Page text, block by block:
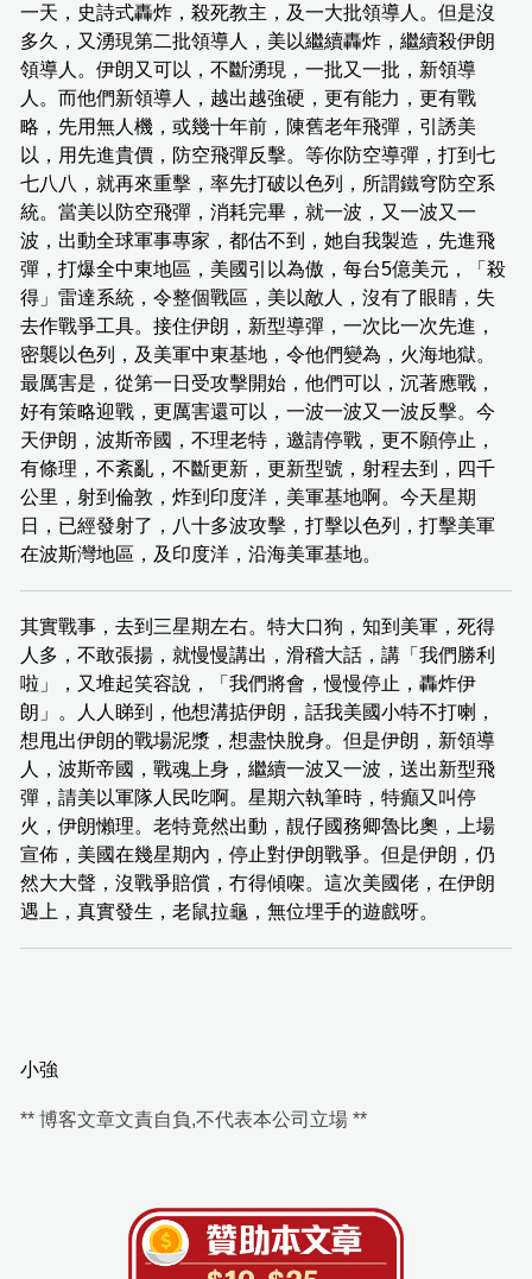
一天，史詩式轟炸，殺死教主，及一大批領導人。但是沒
多久，又湧現第二批領導人，美以繼續轟炸，繼續殺伊朗
領導人。伊朗又可以，不斷湧現，一批又一批，新領導
人。而他們新領導人，越出越強硬，更有能力，更有戰
略，先用無人機，或幾十年前，陳舊老年飛彈，引誘美
以，用先進貴價，防空飛彈反擊。等你防空導彈，打到七
七八八，就再來重擊，率先打破以色列，所謂鐵穹防空系
統。當美以防空飛彈，消耗完畢，就一波，又一波又一
波，出動全球軍事專家，都估不到，她自我製造，先進飛
彈，打爆全中東地區，美國引以為傲，每台5億美元，「殺
得」雷達系統，令整個戰區，美以敵人，沒有了眼睛，失
去作戰爭工具。接住伊朗，新型導彈，一次比一次先進，
密襲以色列，及美軍中東基地，令他們變為，火海地獄。
最厲害是，從第一日受攻擊開始，他們可以，沉著應戰，
好有策略迎戰，更厲害還可以，一波一波又一波反擊。今
天伊朗，波斯帝國，不理老特，邀請停戰，更不願停止，
有條理，不紊亂，不斷更新，更新型號，射程去到，四千
公里，射到倫敦，炸到印度洋，美軍基地啊。今天星期
日，已經發射了，八十多波攻擊，打擊以色列，打擊美軍
在波斯灣地區，及印度洋，沿海美軍基地。
其實戰事，去到三星期左右。特大口狗，知到美軍，死得
人多，不敢張揚，就慢慢講出，滑稽大話，講「我們勝利
啦」，又堆起笑容說，「我們將會，慢慢停止，轟炸伊
朗」。人人睇到，他想溝掂伊朗，話我美國小特不打喇，
想甩出伊朗的戰場泥漿，想盡快脫身。但是伊朗，新領導
人，波斯帝國，戰魂上身，繼續一波又一波，送出新型飛
彈，請美以軍隊人民吃啊。星期六執筆時，特癲又叫停
火，伊朗懶理。老特竟然出動，靚仔國務卿魯比奧，上場
宣佈，美國在幾星期內，停止對伊朗戰爭。但是伊朗，仍
然大大聲，沒戰爭賠償，冇得傾㗎。這次美國佬，在伊朗
遇上，真實發生，老鼠拉龜，無位埋手的遊戲呀。
小強
** 博客文章文責自負,不代表本公司立場 **